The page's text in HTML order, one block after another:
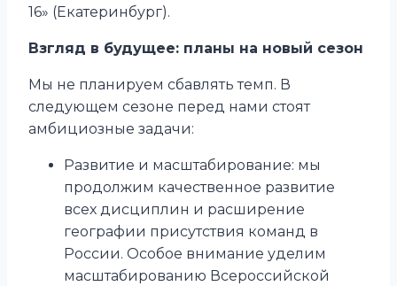
16» (Екатеринбург).
Взгляд в будущее: планы на новый сезон
Мы не планируем сбавлять темп. В
следующем сезоне перед нами стоят
амбициозные задачи:
Развитие и масштабирование: мы
продолжим качественное развитие
всех дисциплин и расширение
географии присутствия команд в
России. Особое внимание уделим
масштабированию Всероссийской